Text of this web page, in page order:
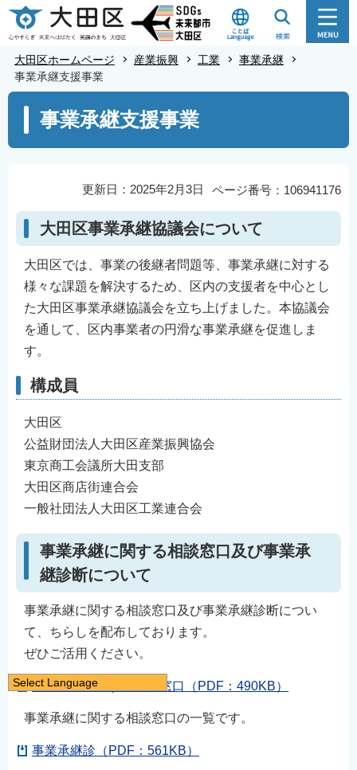
こ
の
ジ
大田区ホームページ 産業振興 工業
事業承継
事業承継支援事業
こ
ら
事業承継支援事業
ページ番号：106941176
更新日：2025年2月3日
大田区事業承継協議会について
大田区では、事業の後継者問題等、事業承継に対する
様々な課題を解決するため、区内の支援者を中心とし
た大田区事業承継協議会を立ち上げました。本協議会
を通して、区内事業者の円滑な事業承継を促進しま
す。
構成員
大田区
公益財団法人大田区産業振興協会
東京商工会議所大田支部
大田区商店街連合会
一般社団法人大田区工業連合会
事業承継に関する相談窓口及び事業承
継診断について
事業承継に関する相談窓口及び事業承継診断につい
て、ちらしを配布しております。
ぜひご活用ください。
事業承継に関する相談窓口（PDF：490KB）
事業承継に関する相談窓口の一覧です。
事業承継診（PDF：561KB）
Select Language
English
简体中文